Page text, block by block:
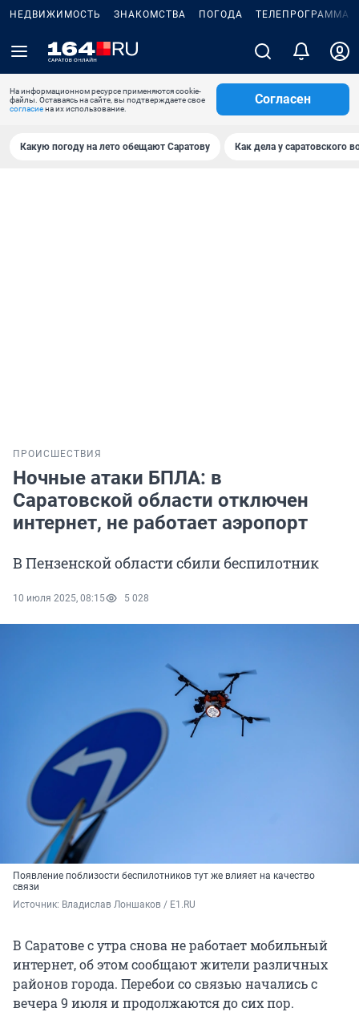
НЕДВИЖИМОСТЬ ЗНАКОМСТВА ПОГОДА ТЕЛЕПРОГРАММА
На информационном ресурсе применяются cookie-
файлы. Оставаясь на сайте, вы подтверждаете свое
согласиена их использование.
Согласен
Какую погоду на лето обещают Саратову Как дела у саратовского
ПРОИСШЕСТВИЯ
Ночные атаки БПЛА: в
Саратовской области отключен
интернет, не работает аэропорт
В Пензенской области сбили беспилотник
10 июля 2025, 08:15 5 028
Появление поблизости беспилотников тут же влияет на качество
связи
Источник: Владислав Лоншаков / E1.RU
В Саратове с утра снова не работает мобильный
интернет, об этом сообщают жители различных
районов города. Перебои со связью начались с
вечера 9 июля и продолжаются до сих пор.